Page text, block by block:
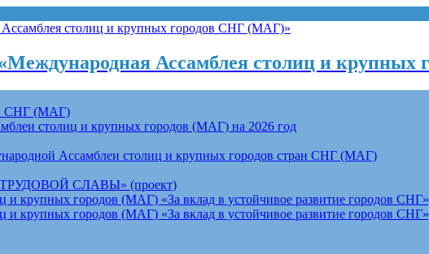
Ассамблея столиц и
СНГ (МАГ)
столиц и крупных городов (МАГ) на 2026 год
Ассамблеи столиц и крупных городов стран СНГ (МАГ)
СЛАВЫ» (проект)
крупных городов (МАГ) «За вклад в устойчивое развитие городов
крупных городов (МАГ) «За вклад в устойчивое развитие городов